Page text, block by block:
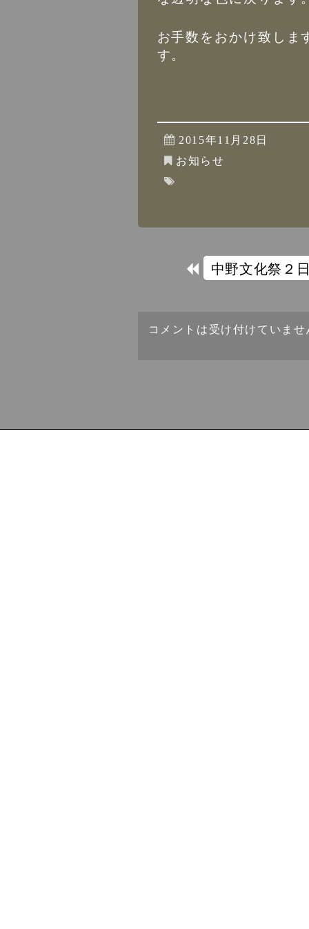
お手数をおかけ致しま
す。
2015年11月28日
お知らせ
中野文化祭２
コメントは受け付けていま